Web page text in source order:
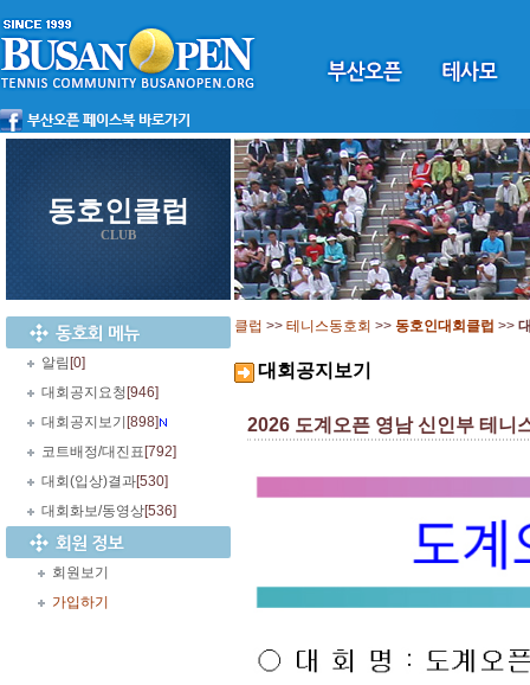
동호인클럽
CLUB
알림 [0]
대회공지요청 [946]
대회공지보기 [898]
코트배정/대진표 [792]
대회(입상)결과[530]
대회화보/동영상[536]
회원보기
가입하기
클럽 >> 테니스동호회 >> 동호인대회클럽 >>
대회공지보기
2026 도계오픈 영남 신인부 테니